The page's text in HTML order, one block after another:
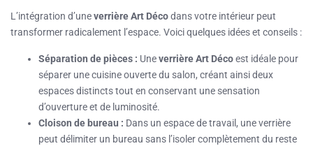
L’intégration d’uneverrière Art Décodans votre intérieur peut
transformer radicalement l’espace. Voici quelques idées et conseils :
Séparation de pièces : Uneverrière Art Décoest idéale pour
séparer une cuisine ouverte du salon, créant ainsi deux
espaces distincts tout en conservant une sensation
d’ouverture et de luminosité.
Cloison de bureau : Dans un espace de travail, une verrière
peut délimiter un bureau sans l’isoler complètement du reste